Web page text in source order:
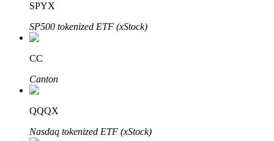
SPYX
SP500 tokenized ETF (xStock)
CC
Canton
QQQX
Nasdaq tokenized ETF (xStock)